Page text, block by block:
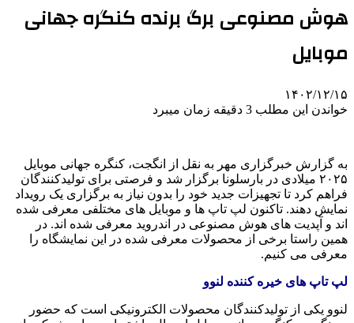
هوش مصنوعی برگ برنده کنگره جهانی
موبایل
۱۴۰۲/۱۲/۱۵
خواندن این مطلب 3 دقیقه زمان میبرد
به گزارش خبرگزاری مهر به نقل از انگجت، کنگره جهانی موبایل
۲۰۲۵ میلادی در بارسلونا برگزار شد و فرصتی برای تولیدکنندگان
فراهم کرد تا تجهیزات جدید خود را بدون نیاز به برگزاری یک رویداد
نمایش دهند. تاکنون لپ تاپ ها و موبایل های مختلفی معرفی شده
اند و آپدیت های هوش مصنوعی در اندروید معرفی شده اند. در
همین راستا برخی از محصولات معرفی شده در این نمایشگاه را
معرفی می کنیم.
لپ تاپ های خیره کننده لنوو
لنوو یکی از تولیدکنندگان محصولات الکترونیکی است که حضور